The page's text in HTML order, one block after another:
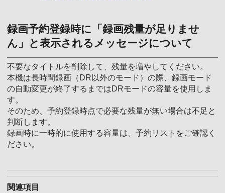
録画予約登録時に「録画残量が足りませ
ん」と表示されるメッセージについて
不要なタイトルを削除して、残量を増やしてください。
本機は長時間録画（DR以外のモード）の際、録画モード
の自動変更が終了するまではDRモードの容量を使用しま
す。
そのため、予約登録時点で必要な残量が無い場合は不足と
判断します。
録画時に一時的に使用する容量は、予約リストをご確認く
ださい。
関連項目